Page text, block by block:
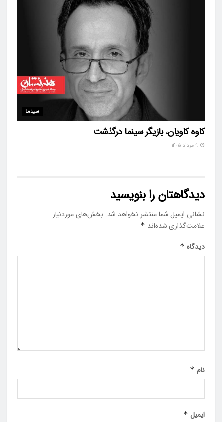
سینما
کاوه کاویان، بازیگر سینما درگذشت
دیدگاهتان را بنویسید
نشانی ایمیل شما منتشر نخواهد شد. بخش‌های موردنیاز
علامت‌گذاری شده‌اند *
دیدگاه *
نام *
ایمیل *